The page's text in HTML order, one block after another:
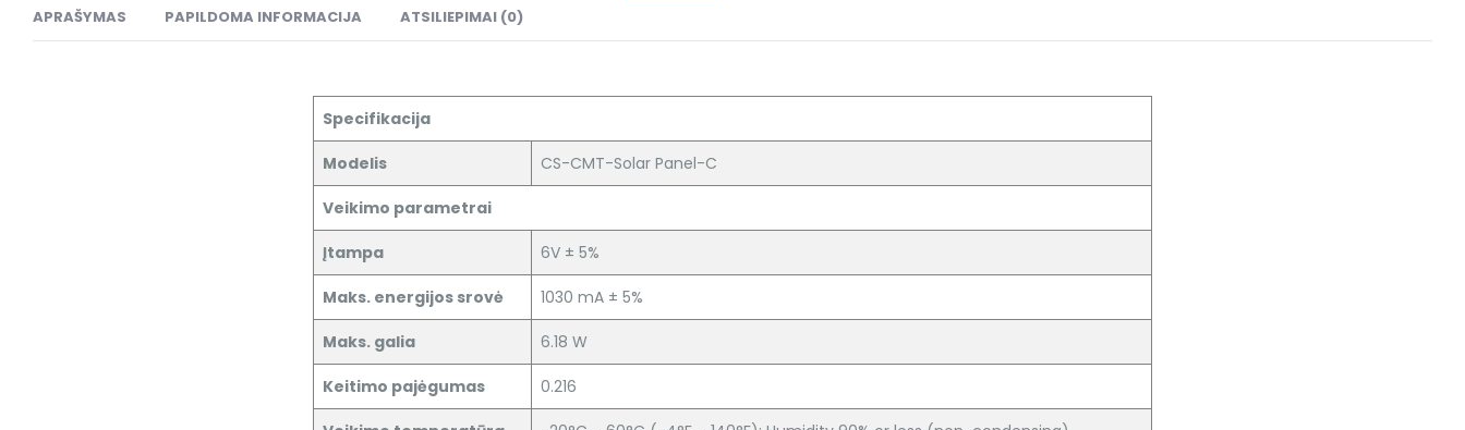
APRAŠYMAS PAPILDOMA INFORMACIJA ATSILIEPIMAI (0)
Specifikacija
Modelis CS-CMT-Solar Panel-C
Veikimo parametrai
Įtampa 6V ± 5%
Maks. energijos srovė 1030 mA ± 5%
Maks. galia 6.18 W
Keitimo pajėgumas 0.216